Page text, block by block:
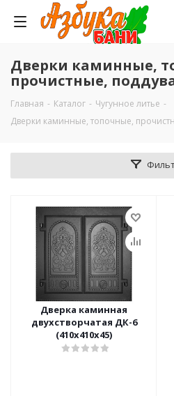
Дверки каминные,
прочистные,
Главная - Каталог - Чугунное литье -
Дверки каминные, топочные,
Дверка каминная
двухстворчатая ДК-6
(410х410х45)